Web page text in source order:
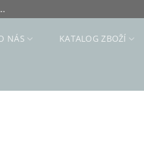
NÁS KATALOG ZBOŽÍ